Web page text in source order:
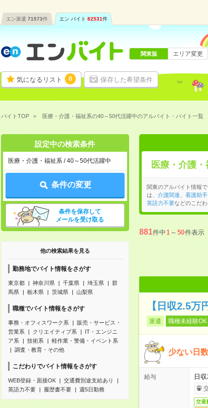
エン派遣 71573件 エン バイト 82531件
気になるリスト 0 保存した希望条件
関東版 エリア変更
バイトTOP 医療・介護・福祉系の40～50代活躍中のアルバイト・バイト一覧
設定中の検索条件
医療・介護・福祉系 / 40～50代活躍中
条件の変更
条件を保存して
メールを受け取る
他の検索結果を見る
勤務地でバイト情報をさがす
東京都 神奈川県 千葉県 埼玉県
群
馬県
栃木県 茨城県 山梨県
職種でバイト情報をさがす
事務・オフィスワーク系
販売・サービス・
営業系
クリエイティブ系
IT・エンジニ
ア系
技術系
軽作業・警備・イベント系
調査・教育・その他
こだわりでバイト情報をさがす
WEB登録・面接OK
交通費別途支給あり
英語力不要
履歴書不要 週5日勤務
医療・介護・
関東のアルバイト情報で
は、 介護関連 看護助手
英語力不要などのこだわ
881件中1～50件表示
【日収2.5
派遣 職種未経験OK
少ない日
給与 日
交通